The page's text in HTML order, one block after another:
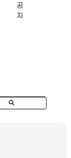
공
지